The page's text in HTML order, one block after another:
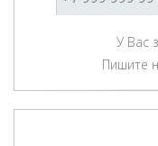
У Вас
Пишите